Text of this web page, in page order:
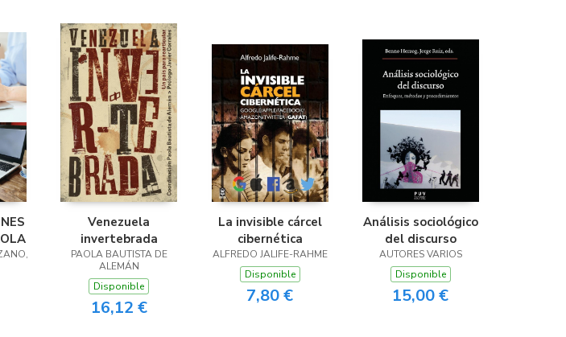
Venezuela
invertebrada
PAOLA BAUTISTA DE
ALEMÁN
Disponible
16,12 €
La invisible cárcel
cibernética
ALFREDO JALIFE-RAHME
Disponible
7,80 €
Análisis sociológico
del discurso
AUTORES VARIOS
Disponible
15,00 €